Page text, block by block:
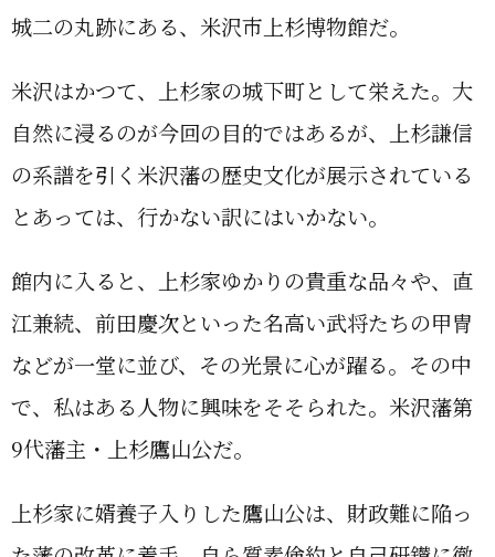
城二の丸跡にある、米沢市上杉博物館だ。
米沢はかつて、上杉家の城下町として栄えた。大
自然に浸るのが今回の目的ではあるが、上杉謙信
の系譜を引く米沢藩の歴史文化が展示されている
とあっては、行かない訳にはいかない。
館内に入ると、上杉家ゆかりの貴重な品々や、直
江兼続、前田慶次といった名高い武将たちの甲冑
などが一堂に並び、その光景に心が躍る。その中
で、私はある人物に興味をそそられた。米沢藩第
9代藩主・上杉鷹山公だ。
上杉家に婿養子入りした鷹山公は、財政難に陥っ